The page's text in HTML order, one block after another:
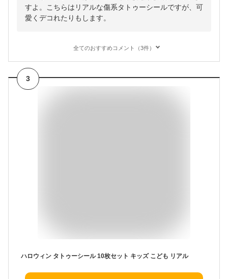
すよ。こちらはリアルな傷系タトゥーシールですが、可
愛くデコれたりもします。
全てのおすすめコメント（3件）
3
ハロウィン タトゥーシール 10枚セット キッズ こども リアル